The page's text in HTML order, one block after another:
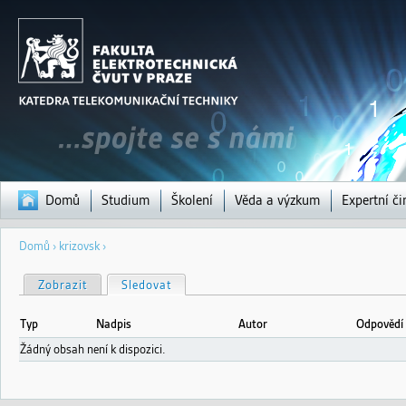
Domů Studium Školení Věda a výzkum Expertní
Jste
Domů › krizovsk ›
H
l
v
n
í
z
Zobrazit Sledovat
Typ Nadpis Autor
Odpovědí
Žádný obsah není k dispozici.